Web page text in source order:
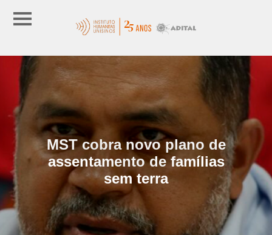
MST cobra novo plano de
assentamento de famílias
sem terra